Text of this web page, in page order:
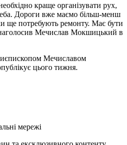
краще організувати рух,
Дороги вже маємо більш-менш
ще потребують ремонту. Має бути
наголосив Мечислав Мокшицький в
Мечиславом
цього тижня.
мережі